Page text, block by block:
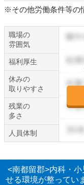
※その他労働条件等の
職場の
雰囲気
福利厚生
休みの
取りやすさ
残業の
多さ
人員体制
<南都留郡>内科・
せる環境が整ってい